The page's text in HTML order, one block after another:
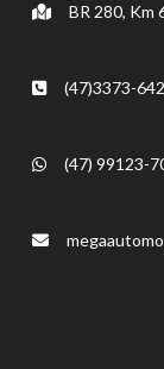
BR 280, Km
(47)3373-
(47) 99123-